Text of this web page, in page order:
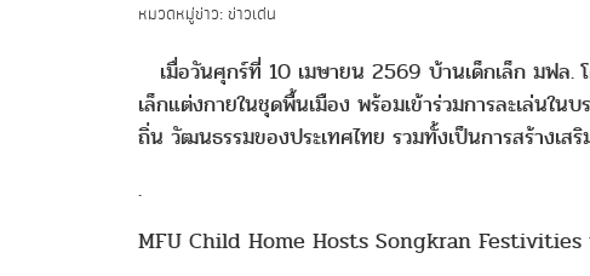
หมวดหมู่ข่าว: ข่าวเด่น
เมื่อวันศุกร์ที่ 10 เมษายน 2569 บ้านเด็กเล็ก มฟล.
เล็กแต่งกายในชุดพื้นเมือง พร้อมเข้าร่วมการละเล่นใ
ถิ่น วัฒนธรรมของประเทศไทย รวมทั้งเป็นการสร้างเ
.
MFU Child Home Hosts Songkran